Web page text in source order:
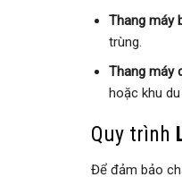
Thang máy
trùng.
Thang máy
hoặc khu
Quy trình
Để đảm bảo